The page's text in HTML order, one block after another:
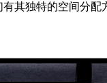
其独特的空间分